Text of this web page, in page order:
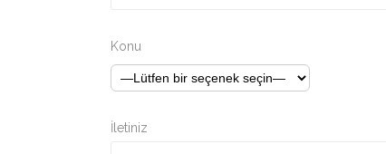
Konu
İletiniz